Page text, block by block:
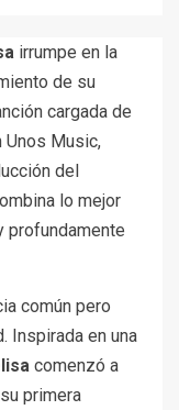
irrumpe en la
de su
cargada de
Unos Music,
del
lo mejor
profundamente
común pero
Inspirada en una
comenzó a
primera